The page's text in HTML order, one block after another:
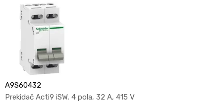
A9S60432
Prekidač Acti9 iSW, 4 pola, 32 A, 415 V